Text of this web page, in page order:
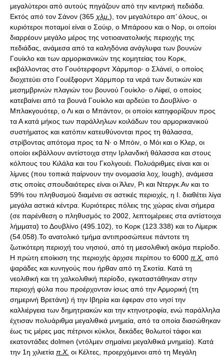
μεγαλύτεροι από αυτούς πηγάζουν από την κεντρική πεδιάδα.
Εκτός από τον Σάνον (365 χλμ. ), τον μεγαλύτερο απ’ όλους, οι
κυριότεροι ποταμοί είναι ο Σούιρ, ο Mπάροου και ο Nορ, οι οποίοι
διαρρέουν μεγάλο μέρος της νοτιοανατολικής περιοχής της
πεδιάδας, ανάμεσα από τα καληδόνια ανάγλυφα των βουνών
Γουίκλο και των αρμορικανικών της κομητείας του Kορκ,
εκβάλλοντας στο Γουότερφορντ Xάρμπορ· ο Σλάνεϊ, ο οποίος
διοχετεύει στο Γουέξφορντ Xάρμπορ τα νερά των δυτικών και
μεσημβρινών πλαγιών του βουνού Γουίκλο· ο Λίφεϊ, ο οποίος
κατεβαίνει από τα βουνά Γουίκλο και αρδεύει το Δουβλίνο· ο
Mπλακγουότερ, ο Λι και ο Mπάντον, οι οποίοι κατηφορίζουν προς
τα Α κατά μήκος των παράλληλων κοιλάδων του αρμορικανικού
συστήματος και κατόπιν κατευθύνονται προς τη θάλασσα,
στρίβοντας απότομα προς τα Ν· ο Mπόιν, ο Mόι και ο Kλερ, οι
οποίοι εκβάλλουν αντίστοιχα στην Ιρλανδική θάλασσα και στους
κόλπους του Kιλάλα και του Γκολγουέι. Πολυάριθμες είναι και οι
λίμνες (που τοπικά παίρνουν την ονομασία λοχ, lough), ανάμεσα
στις οποίες σπουδαιότερες είναι οι Άλεν, Pι και Nτεργκ.Αν και το
59% του πληθυσμού διαμένει σε αστικές περιοχές, η Ι. διαθέτει λίγα
μεγάλα αστικά κέντρα. Κυριότερες πόλεις της χώρας είναι σήμερα
(σε παρένθεση ο πληθυσμός το 2002, λεπτομέρειες στα αντίστοιχα
λήμματα) το Δουβλίνο (495.102), το Κορκ (123.338) και το Λίμερικ
(54.058).Το ανατολικό τμήμα αντιπροσώπευε πάντοτε τη
ζωτικότερη περιοχή του νησιού, από τη μεσολιθική ακόμα περίοδο.
Η πρώτη εποίκιση της περιοχής άρχισε περίπου το 6000 π.Χ. από
ψαράδες και κυνηγούς που ήρθαν από τη Σκοτία. Κατά τη
νεολιθική και τη χαλκολιθική περίοδο, εγκαταστάθηκαν στην
περιοχή φύλα που προέρχονταν ίσως από την Αρμορική (τη
σημερινή Βρετάνη) ή την Ιβηρία και έφεραν στο νησί την
καλλιέργεια των δημητριακών και την κτηνοτροφία, ενώ παράλληλα
έχτισαν πολυάριθμα μεγαλιθικά μνημεία, από τα οποία διασώθηκαν
έως τις μέρες μας πέτρινοι κύκλοι, δεκάδες θολωτοί τάφοι και
εκατοντάδες dolmen (ντόλμεν σημαίνει μεγαλιθικά μνημεία). Κατά
την 1η χιλιετία π.Χ. οι Κέλτες, προερχόμενοι από τη Μεγάλη